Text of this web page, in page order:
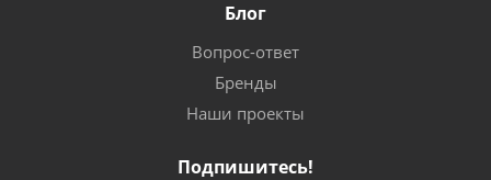
Блог
Вопрос-ответ
Бренды
Наши проекты
Подпишитесь!